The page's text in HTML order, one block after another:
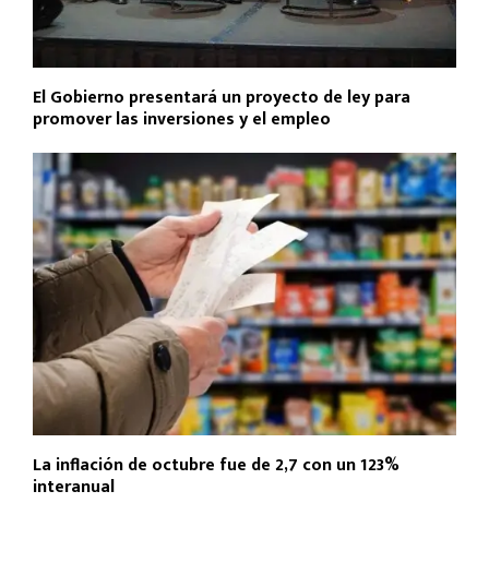
El Gobierno presentará un proyecto de ley para
promover las inversiones y el empleo
La inflación de octubre fue de 2,7 con un 123%
interanual